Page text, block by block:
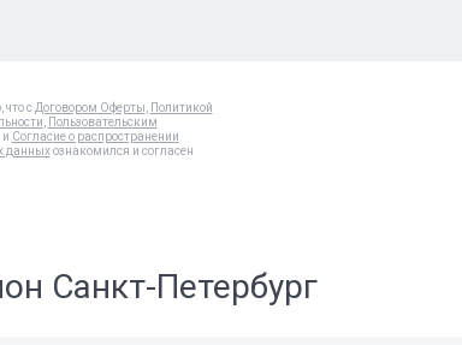
что с Договором Оферты
Политикой
Пользовательским
и Согласие о распространении
данныхознакомился и согласен
Санкт-Петербург